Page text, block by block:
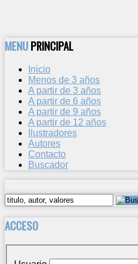
MENUPRINCIPAL
Inicio
Menos de 3 años
A partir de 3 años
A partir de 6 años
A partir de 9 años
A partir de 12 años
Ilustradores
Autores
Contacto
Buscador
ACCESO